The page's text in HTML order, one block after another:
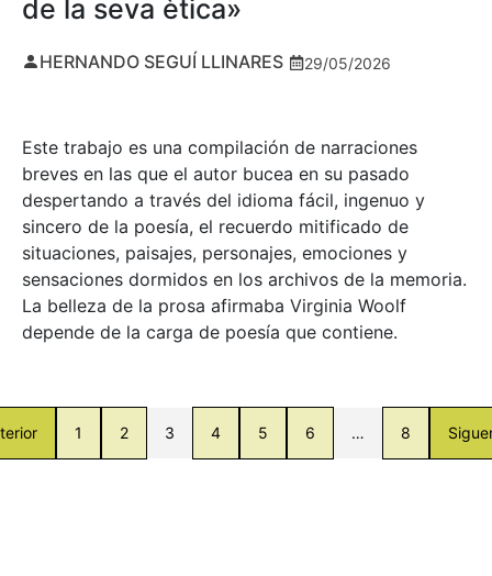
de la seva ètica»
HERNANDO SEGUÍ LLINARES 29/05/2026
Este trabajo es una compilación de narraciones
breves en las que el autor bucea en su pasado
despertando a través del idioma fácil, ingenuo y
sincero de la poesía, el recuerdo mitificado de
situaciones, paisajes, personajes, emociones y
sensaciones dormidos en los archivos de la memoria.
La belleza de la prosa afirmaba Virginia Woolf
depende de la carga de poesía que contiene.
1 2 3 4 5 6 … 8